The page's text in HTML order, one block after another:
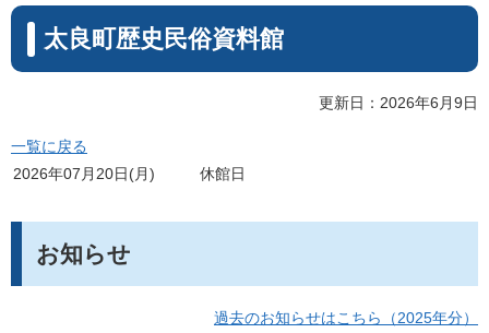
太良町歴史民俗資料館
更新日：2026年6月9日
一覧に戻る
2026年07月20日(月)
休館日
お知らせ
過去のお知らせはこちら（2025年分）